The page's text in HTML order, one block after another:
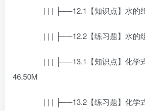
| | | ├──12.1【知识点】水的
| | | ├──12.2【练习题】水的
| | | ├──13.1【知识点】化学
46.50M
| | | ├──13.2【练习题】化学